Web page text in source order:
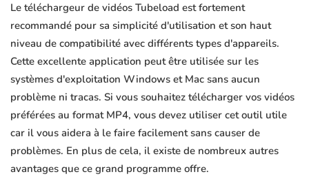
Le téléchargeur de vidéos Tubeload est fortement
recommandé pour sa simplicité d'utilisation et son haut
niveau de compatibilité avec différents types d'appareils.
Cette excellente application peut être utilisée sur les
systèmes d'exploitation Windows et Mac sans aucun
problème ni tracas. Si vous souhaitez télécharger vos vidéos
préférées au format MP4, vous devez utiliser cet outil utile
car il vous aidera à le faire facilement sans causer de
problèmes. En plus de cela, il existe de nombreux autres
avantages que ce grand programme offre.